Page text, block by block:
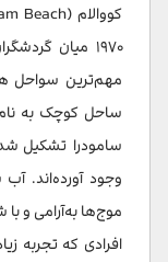
۱۹۷۰ میان
مهم‌ترین سواحل
ساحل کوچک به
سامودرا تشکیل
وجود آورده‌اند.
موج‌ها به‌آرامی و
افرادی که تجربه